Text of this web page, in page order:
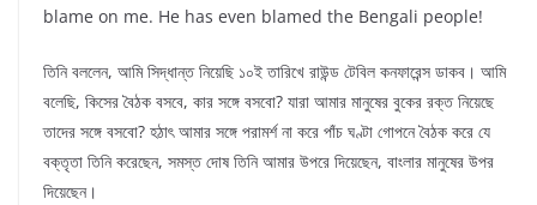
blame on me. He has even blamed the Bengali people!
তিনি বললেন, আমি সিদ্ধান্ত নিয়েছি ১০ই তারিখে রাউন্ড টেবিল কনফারেন্স ডাকব। আমি
বলেছি, কিসের বৈঠক বসবে, কার সঙ্গে বসবো? যারা আমার মানুষের বুকের রক্ত নিয়েছে
তাদের সঙ্গে বসবো? হঠাৎ আমার সঙ্গে পরামর্শ না করে পাঁচ ঘণ্টা গোপনে বৈঠক করে যে
বক্তৃতা তিনি করেছেন, সমস্ত দোষ তিনি আমার উপরে দিয়েছেন, বাংলার মানুষের উপর
দিয়েছেন।